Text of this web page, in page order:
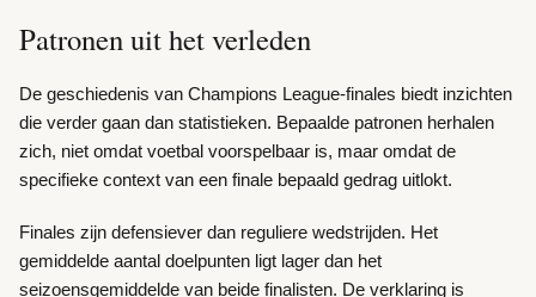
Patronen uit het verleden
De geschiedenis van Champions League-finales biedt inzichten
die verder gaan dan statistieken. Bepaalde patronen herhalen
zich, niet omdat voetbal voorspelbaar is, maar omdat de
specifieke context van een finale bepaald gedrag uitlokt.
Finales zijn defensiever dan reguliere wedstrijden. Het
gemiddelde aantal doelpunten ligt lager dan het
seizoensgemiddelde van beide finalisten. De verklaring is